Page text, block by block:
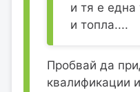
и тя е една
и топла....
Пробвай да
квалификации